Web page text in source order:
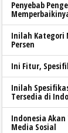
Penyebab
Inilah Kategori
Persen
Ini Fitur,
Inilah
Tersedia di
Indonesia
Media Sosial